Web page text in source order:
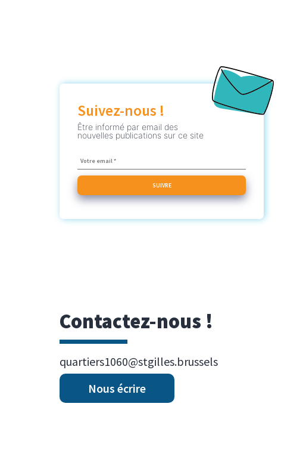
Suivez-nous !
Être informé par email des
nouvelles publications sur ce site
Contactez-nous !
quartiers1060@stgilles.brussels
Nous écrire